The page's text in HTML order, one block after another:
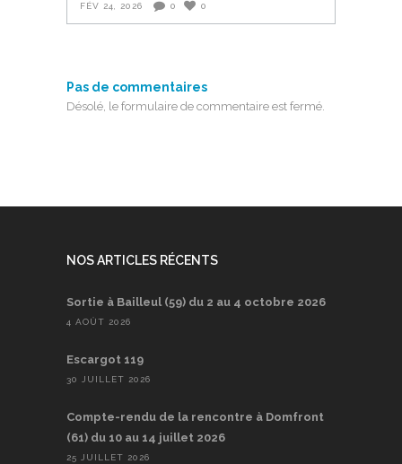
FÉV 24, 2026 0 0
Pas de commentaires
Désolé, le formulaire de commentaire est fermé.
NOS ARTICLES RÉCENTS
Sortie à Bailleul (59) du 2 au 4 octobre 2026
4 AOÛT 2026
Escargot 119
30 JUILLET 2026
Compte-rendu de la rencontre à Domfront
(61) du 10 au 14 juillet 2026
25 JUILLET 2026